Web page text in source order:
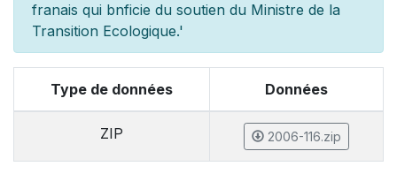
franais qui bnficie du soutien du Ministre de la
Transition Ecologique.'
Type de données Données
ZIP 2006-116.zip